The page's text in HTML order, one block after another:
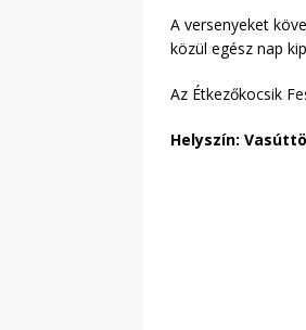
A versenyeket
közül egész nap
Az Étkezőkocsik
Helyszín: V